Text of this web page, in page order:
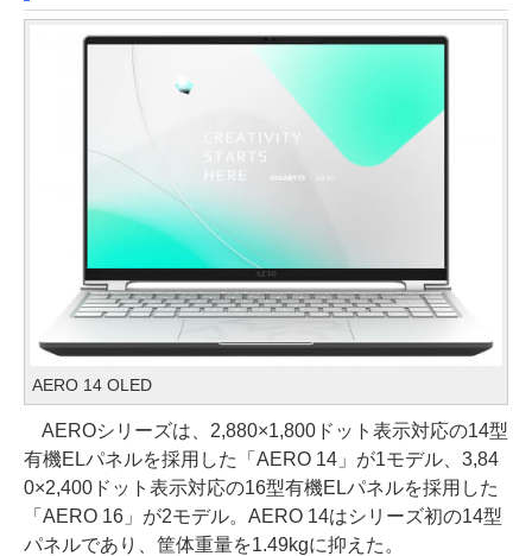
AERO 14 OLED
AEROシリーズは、2,880×1,800ドット表示対応の14型
有機ELパネルを採用した「AERO 14」が1モデル、3,84
0×2,400ドット表示対応の16型有機ELパネルを採用した
「AERO 16」が2モデル。AERO 14はシリーズ初の14型
パネルであり、筐体重量を1.49kgに抑えた。